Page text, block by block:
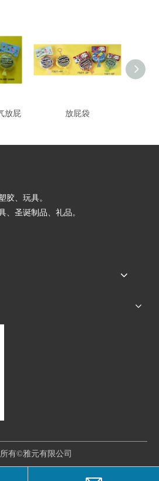
放屁
放屁袋
胶、玩具。
、圣诞制品、礼品。
有©雅元有限公司